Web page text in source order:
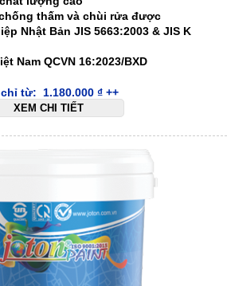
thấm và chùi rửa được
Nhật Bản JIS 5663:2003 & JIS K
Nam QCVN 16:2023/BXD
chỉ từ: 1.180.000 ₫++
XEM CHI TIẾT